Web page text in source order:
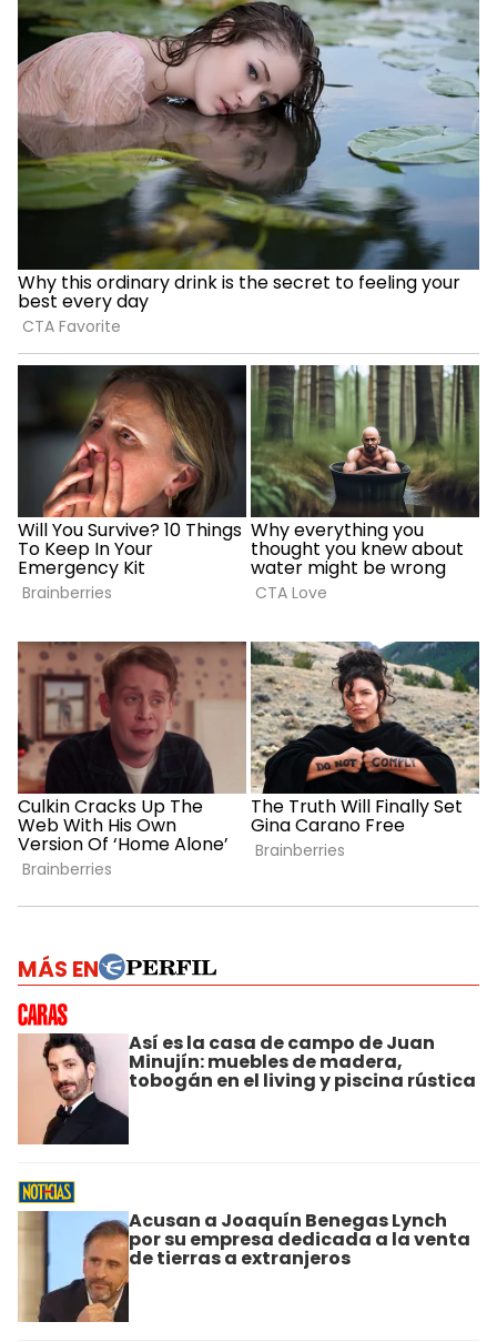
MÁS EN
Así es la casa de campo de Juan
Minujín: muebles de madera,
tobogán en el living y piscina rústica
Acusan a Joaquín Benegas Lynch
por su empresa dedicada a la venta
de tierras a extranjeros